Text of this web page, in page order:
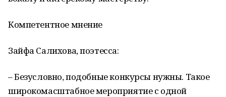
Компетентное мнение
Зайфа Салихова, поэтесса:
– Безусловно, подобные конкурсы нужны. Такое
широкомасштабное мероприятие с одной